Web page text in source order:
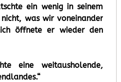
ein wenig in seinem
was wir voneinander
öffnete er wieder den
eine weitausholende,